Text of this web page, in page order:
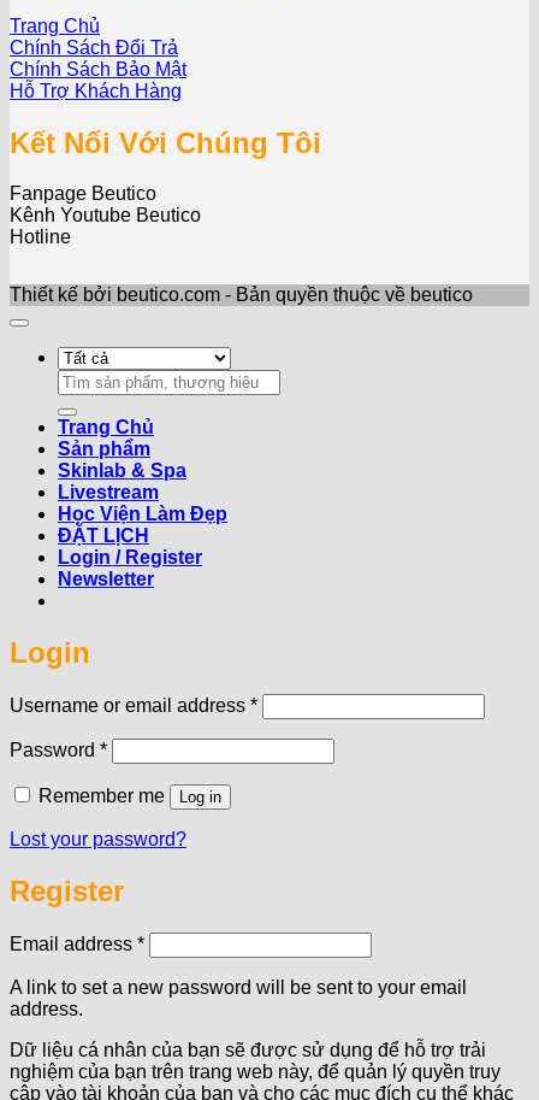
Trang Chủ
Chính Sách Đổi Trả
Chính Sách Bảo Mật
Hỗ Trợ Khách Hàng
Kết Nối Với Chúng Tôi
Fanpage Beutico
Kênh Youtube Beutico
Hotline
Thiết kế bởi beutico.com - Bản quyền thuộc về beutico
Search
for:
Trang Chủ
Sản phẩm
Skinlab & Spa
Livestream
Học Viện Làm Đẹp
ĐẶT LỊCH
Login / Register
Newsletter
Login
Username or email address *Required
Password *Required
Remember me Log in
Lost your password?
Register
Email address *Required
A link to set a new password will be sent to your email
address.
Dữ liệu cá nhân của bạn sẽ được sử dụng để hỗ trợ trải
nghiệm của bạn trên trang web này, để quản lý quyền truy
cập vào tài khoản của bạn và cho các mục đích cụ thể khác